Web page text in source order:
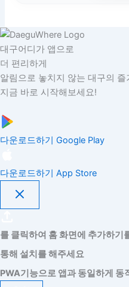
대구어디가 앱으로
더 편리하게
알림으로 놓치지 않는 대구의 즐
지금 바로 시작해보세요!
다운로드하기 Google Play
다운로드하기 App Store
를 클릭하여 홈 화면에 추가하기
통해 설치를 해주세요
PWA기능으로 앱과 동일하게 동